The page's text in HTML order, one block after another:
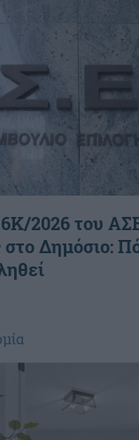
2026 του
Δημόσιο: